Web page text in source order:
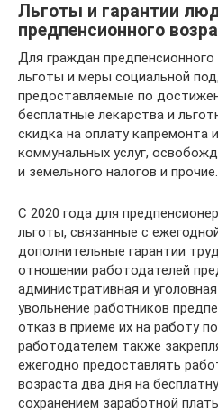
Льготы и гарантии
предпенсионного
Для граждан
льготы и меры социальной
предоставляемые по
бесплатные лекарства и
скидка на оплату капремонта
коммунальных услуг,
и земельного налогов и прочие.
С 2020 года для
льготы, связанные с
дополнительные гарантии
отношении работодателей
административная и
увольнение работников
отказ в приеме их на работу
работодателем также
ежегодно предоставлять
возраста два дня на
сохранением заработной